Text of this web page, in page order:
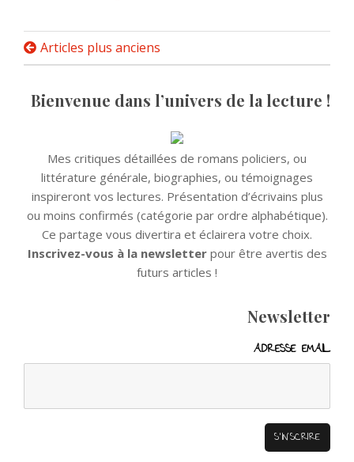
Navigation
articles
Articles plus anciens
Bienvenue dans l’univers de la lecture !
Mes critiques détaillées de romans policiers, ou
littérature générale, biographies, ou témoignages
inspireront vos lectures. Présentation d’écrivains plus
ou moins confirmés (catégorie par ordre alphabétique).
Ce partage vous divertira et éclairera votre choix.
Inscrivez-vous à la newsletterpour être avertis des
futurs articles !
Newsletter
ADRESSE EMAIL